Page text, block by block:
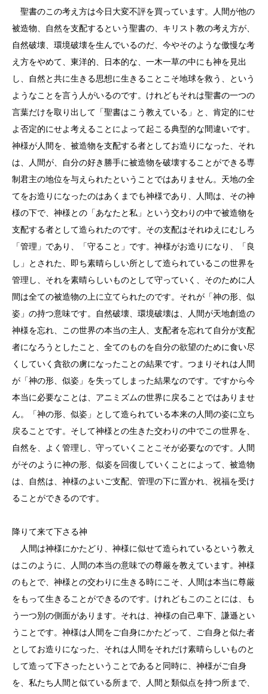
聖書のこの考え方は今日大変不評を買っています。人間が他の
被造物、自然を支配するという聖書の、キリスト教の考え方が、
自然破壊、環境破壊を生んでいるのだ、今やそのような傲慢な考
え方をやめて、東洋的、日本的な、一木一草の中にも神を見出
し、自然と共に生きる思想に生きることこそ地球を救う、という
ようなことを言う人がいるのです。けれどもそれは聖書の一つの
言葉だけを取り出して「聖書はこう教えている」と、肯定的にせ
よ否定的にせよ考えることによって起こる典型的な間違いです。
神様が人間を、被造物を支配する者としてお造りになった、それ
は、人間が、自分の好き勝手に被造物を破壊することができる専
制君主の地位を与えられたということではありません。天地の全
てをお造りになったのはあくまでも神様であり、人間は、その神
様の下で、神様との「あなたと私」という交わりの中で被造物を
支配する者として造られたのです。その支配はそれゆえにむしろ
「管理」であり、「守ること」です。神様がお造りになり、「良
し」とされた、即ち素晴らしい所として造られているこの世界を
管理し、それを素晴らしいものとして守っていく、そのために人
間は全ての被造物の上に立てられたのです。それが「神の形、似
姿」の持つ意味です。自然破壊、環境破壊は、人間が天地創造の
神様を忘れ、この世界の本当の主人、支配者を忘れて自分が支配
者になろうとしたこと、全てのものを自分の欲望のために食い尽
くしていく貪欲の虜になったことの結果です。つまりそれは人間
が「神の形、似姿」を失ってしまった結果なのです。ですから今
本当に必要なことは、アニミズムの世界に戻ることではありませ
ん。「神の形、似姿」として造られている本来の人間の姿に立ち
戻ることです。そして神様との生きた交わりの中でこの世界を、
自然を、よく管理し、守っていくことこそが必要なのです。人間
がそのように神の形、似姿を回復していくことによって、被造物
は、自然は、神様のよいご支配、管理の下に置かれ、祝福を受け
ることができるのです。
降りて来て下さる神
人間は神様にかたどり、神様に似せて造られているという教え
はこのように、人間の本当の意味での尊厳を教えています。神様
のもとで、神様との交わりに生きる時にこそ、人間は本当に尊厳
をもって生きることができるのです。けれどもこのことには、も
う一つ別の側面があります。それは、神様の自己卑下、謙遜とい
うことです。神様は人間をご自身にかたどって、ご自身と似た者
としてお造りになった、それは人間をそれだけ素晴らしいものと
して造って下さったということであると同時に、神様がご自身
を、私たち人間と似ている所まで、人間と類似点を持つ所まで、